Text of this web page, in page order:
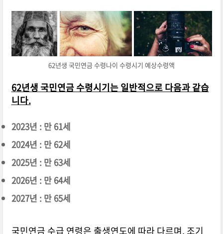
62년생 국민연금 수령나이 수령시기 예상수령액
62년생 국민연금 수령시기는 일반적으로 다음과 같습
니다.
2023년 : 만 61세
2024년 : 만 62세
2025년 : 만 63세
2026년 : 만 64세
2027년 : 만 65세
국민연금 수급 연령은 출생연도에 따라 다르며, 조기